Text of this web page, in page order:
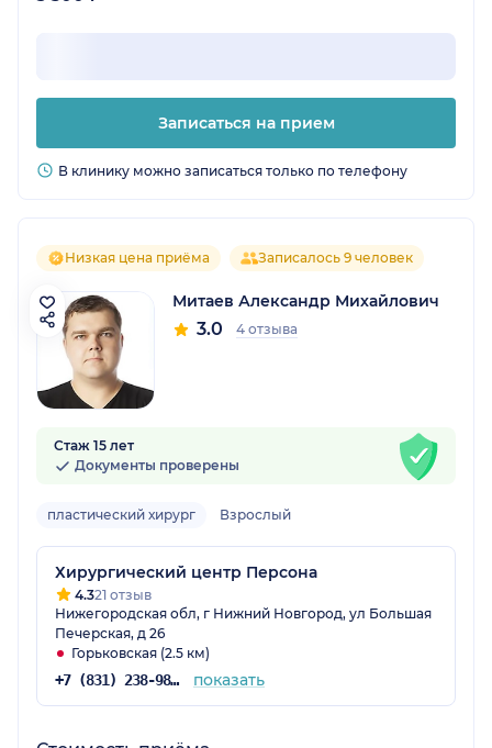
Записаться на прием
В клинику можно записаться только по телефону
Низкая цена приёма Записалось 9 человек
Митаев Александр Михайлович
3.0 4 отзыва
Стаж 15 лет
Документы проверены
пластический хирург Взрослый
Хирургический центр Персона
4.321 отзыв
Нижегородская обл, г Нижний Новгород, ул Большая
Печерская, д 26
Горьковская (2.5 км)
+7 (831) 238-98-92 показать